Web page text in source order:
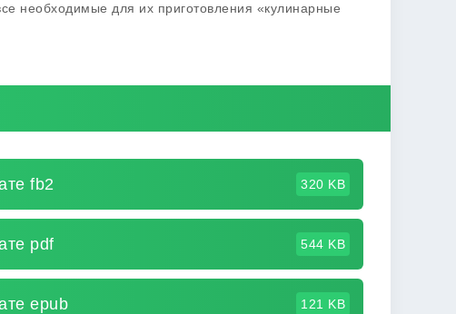
необходимые для их приготовления «кулинарные
fb2 320 KB
pdf 544 KB
epub 121 KB